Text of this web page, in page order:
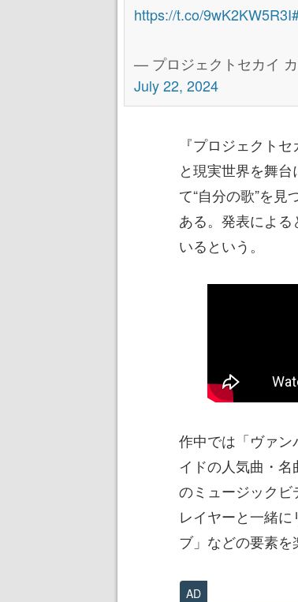
https://t.co/9wK2KW5R3I
— プロジェクトセカイ
July 22, 2024
『プロジェクト
と現実世界を舞
て“自分の歌”を
ある。発表によ
いるという。
作中では「ヴァ
イドの人気曲・
のミュージック
レイヤーと一緒
ブ」などの要素を
AD